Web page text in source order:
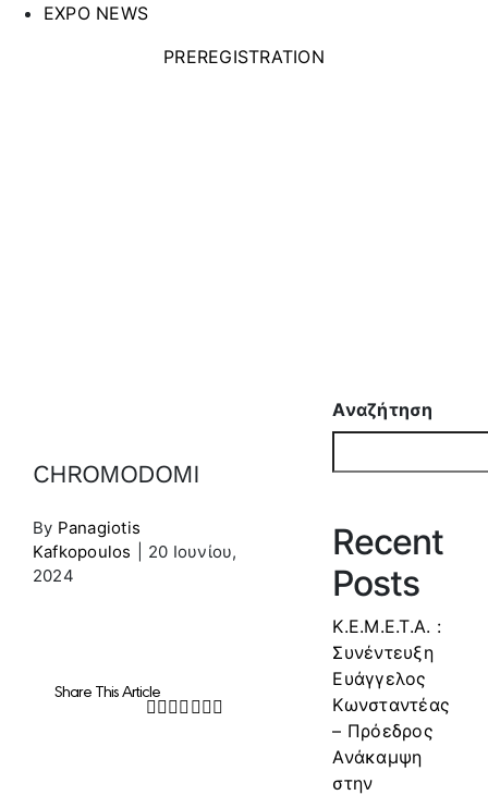
EXPO NEWS
PREREGISTRATION
CHROMODOMI
By Panagiotis
Kafkopoulos
20 Ιουνίου,
2024
Share This Article
Facebook
Twitter
LinkedIn
WhatsApp
Tumblr
Pinterest
Αναζήτηση
Recent
Posts
Κ.Ε.Μ.Ε.Τ.Α. :
Συνέντευξη
Ευάγγελος
Κωνσταντέας
– Πρόεδρος
Ανάκαμψη
στην